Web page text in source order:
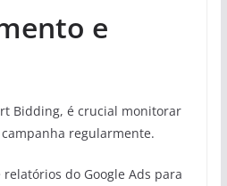
e
Bidding, é crucial monitorar
regularmente.
do Google Ads para